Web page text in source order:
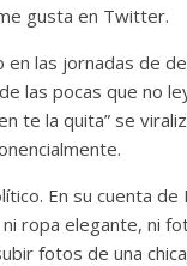
gusta en Twitter.
las jornadas de
las pocas que no
te la quita” se
En su cuenta
ropa elegante, ni
fotos de una